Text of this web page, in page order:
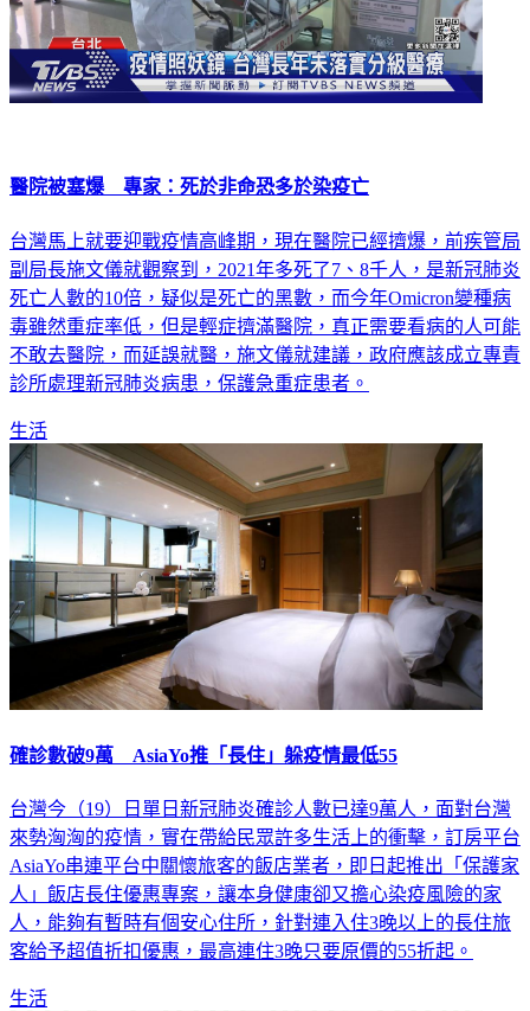
醫院被塞爆 專家：死於非命恐多於染疫亡
台灣馬上就要迎戰疫情高峰期，現在醫院已經擠爆，前疾管局
副局長施文儀就觀察到，2021年多死了7、8千人，是新冠肺炎
死亡人數的10倍，疑似是死亡的黑數，而今年Omicron變種病
毒雖然重症率低，但是輕症擠滿醫院，真正需要看病的人可能
不敢去醫院，而延誤就醫，施文儀就建議，政府應該成立專責
診所處理新冠肺炎病患，保護急重症患者。
生活
確診數破9萬 AsiaYo推「長住」躲疫情最低55
台灣今（19）日單日新冠肺炎確診人數已達9萬人，面對台灣
來勢洶洶的疫情，實在帶給民眾許多生活上的衝擊，訂房平台
AsiaYo串連平台中關懷旅客的飯店業者，即日起推出「保護家
人」飯店長住優惠專案，讓本身健康卻又擔心染疫風險的家
人，能夠有暫時有個安心住所，針對連入住3晚以上的長住旅
客給予超值折扣優惠，最高連住3晚只要原價的55折起。
生活